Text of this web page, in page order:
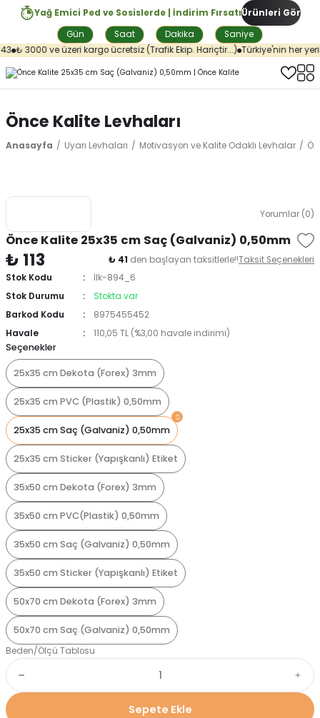
Yağ Emici Ped ve Sosislerde | İndirim Fırsatı
Gün
Saat Dakika Saniye
Ürünleri Gör
₺ 3000 ve üzeri kargo ücretsiz (Trafik Ekip. Hariçtir...) Türkiye'nin her
Önce Kalite Levhaları
Anasayfa Uyarı Levhaları Motivasyon ve Kalite Odaklı Levhalar
Yorumlar (0)
Önce Kalite 25x35 cm Saç (Galvaniz) 0,50mm
₺ 113 ₺ 41 den başlayan taksitlerle!!Taksit Seçenekleri
Stok Kodu
İlk-894_6
Stok Durumu
Stokta var
Barkod Kodu
8975455452
Havale
110,05 TL (%3,00 havale indirimi)
Seçenekler
25x35 cm Dekota (Forex) 3mm
25x35 cm PVC (Plastik) 0,50mm
25x35 cm Saç (Galvaniz) 0,50mm
25x35 cm Sticker (Yapışkanlı) Etiket
35x50 cm Dekota (Forex) 3mm
35x50 cm PVC(Plastik) 0,50mm
35x50 cm Saç (Galvaniz) 0,50mm
35x50 cm Sticker (Yapışkanlı) Etiket
50x70 cm Dekota (Forex) 3mm
50x70 cm Saç (Galvaniz) 0,50mm
Beden/Ölçü Tablosu
Sepete Ekle